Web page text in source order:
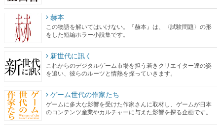
赫本
この物語を解いてはいけない。『赫本』は、〈試験問題〉の形
をした短編ホラー小説集です。
新世代に訊く
これからのデジタルゲーム市場を担う若きクリエイター達の姿
を追い、彼らのルーツと情熱を探っていきます。
ゲーム世代の作家たち
ゲームに多大な影響を受けた作家さんに取材し、ゲームが日本
のコンテンツ産業やカルチャーに与えた影響を探る企画です。